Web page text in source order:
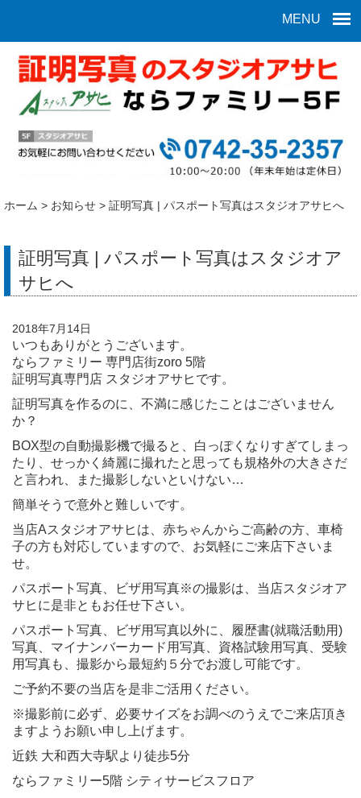
MENU
ホーム > お知らせ > 証明写真 | パスポート写真はスタジオアサヒへ
証明写真 | パスポート写真はスタジオア
サヒへ
2018年7月14日
いつもありがとうございます。
ならファミリー 専門店街zoro 5階
証明写真専門店 スタジオアサヒです。
証明写真を作るのに、不満に感じたことはございません
か？
BOX型の自動撮影機で撮ると、白っぽくなりすぎてしまっ
たり、せっかく綺麗に撮れたと思っても規格外の大きさだ
と言われ、また撮影しないといけない…
簡単そうで意外と難しいです。
当店Aスタジオアサヒは、赤ちゃんからご高齢の方、車椅
子の方も対応していますので、お気軽にご来店下さいま
せ。
パスポート写真、ビザ用写真※の撮影は、当店スタジオア
サヒに是非ともお任せ下さい。
パスポート写真、ビザ用写真以外に、履歴書(就職活動用)
写真、マイナンバーカード用写真、資格試験用写真、受験
用写真も、撮影から最短約５分でお渡し可能です。
ご予約不要の当店を是非ご活用ください。
※撮影前に必ず、必要サイズをお調べのうえでご来店頂き
ますようお願い申し上げます。
近鉄 大和西大寺駅より徒歩5分
ならファミリー5階 シティサービスフロア